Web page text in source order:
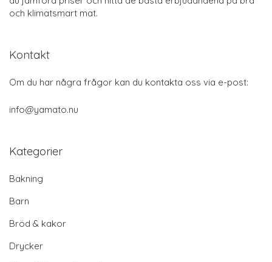
och klimatsmart mat.
Kontakt
Om du har några frågor kan du kontakta oss via e-post:
info@yamato.nu
Kategorier
Bakning
Barn
Bröd & kakor
Drycker